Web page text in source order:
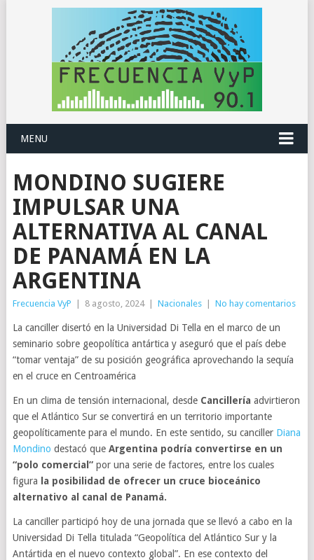
MENU
MONDINO SUGIERE
IMPULSAR UNA
ALTERNATIVA AL CANAL
DE PANAMÁ EN LA
ARGENTINA
Frecuencia VyP 8 agosto, 2024 Nacionales No hay comentarios
La canciller disertó en la Universidad Di Tella en el marco de un
seminario sobre geopolítica antártica y aseguró que el país debe
“tomar ventaja” de su posición geográfica aprovechando la sequía
en el cruce en Centroamérica
En un clima de tensión internacional, desde Cancillería advirtieron
que el Atlántico Sur se convertirá en un territorio importante
geopolíticamente para el mundo. En este sentido, su canciller Diana
Mondino destacó que Argentina podría convertirse en un
“polo comercial” por una serie de factores, entre los cuales
figura la posibilidad de ofrecer un cruce bioceánico
alternativo al canal de Panamá.
La canciller participó hoy de una jornada que se llevó a cabo en la
Universidad Di Tella titulada “Geopolítica del Atlántico Sur y la
Antártida en el nuevo contexto global”. En ese contexto del